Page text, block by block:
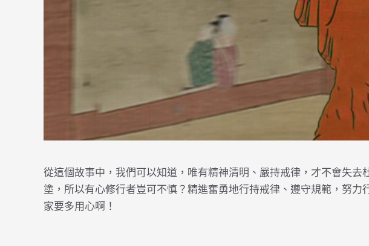
從這個故事中，我們可以知道，唯有精神清明、嚴持戒律，才不會失
塗，所以有心修行者豈可不慎？精進奮勇地行持戒律、遵守規範，努
家要多用心啊！